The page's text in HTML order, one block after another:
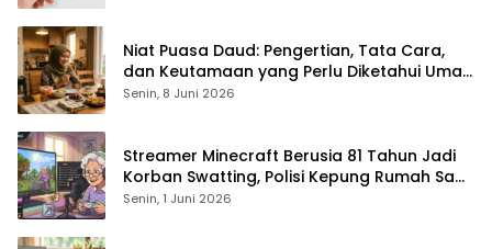
Niat Puasa Daud: Pengertian, Tata Cara,
dan Keutamaan yang Perlu Diketahui Umat
Muslim
Senin, 8 Juni 2026
Streamer Minecraft Berusia 81 Tahun Jadi
Korban Swatting, Polisi Kepung Rumah Saat
Siaran Langsung
Senin, 1 Juni 2026